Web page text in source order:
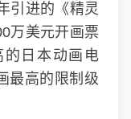
引进的《精灵
万美元开画票
的日本动画电
最高的限制级